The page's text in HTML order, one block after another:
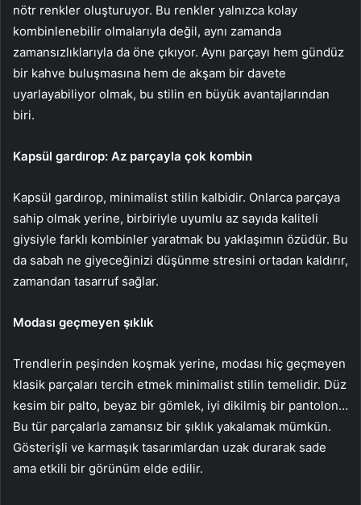
nötr renkler oluşturuyor. Bu renkler yalnızca kolay
kombinlenebilir olmalarıyla değil, aynı zamanda
zamansızlıklarıyla da öne çıkıyor. Aynı parçayı hem gündüz
bir kahve buluşmasına hem de akşam bir davete
uyarlayabiliyor olmak, bu stilin en büyük avantajlarından
biri.
Kapsül gardırop: Az parçayla çok kombin
Kapsül gardırop, minimalist stilin kalbidir. Onlarca parçaya
sahip olmak yerine, birbiriyle uyumlu az sayıda kaliteli
giysiyle farklı kombinler yaratmak bu yaklaşımın özüdür. Bu
da sabah ne giyeceğinizi düşünme stresini ortadan kaldırır,
zamandan tasarruf sağlar.
Modası geçmeyen şıklık
Trendlerin peşinden koşmak yerine, modası hiç geçmeyen
klasik parçaları tercih etmek minimalist stilin temelidir. Düz
kesim bir palto, beyaz bir gömlek, iyi dikilmiş bir pantolon…
Bu tür parçalarla zamansız bir şıklık yakalamak mümkün.
Gösterişli ve karmaşık tasarımlardan uzak durarak sade
ama etkili bir görünüm elde edilir.